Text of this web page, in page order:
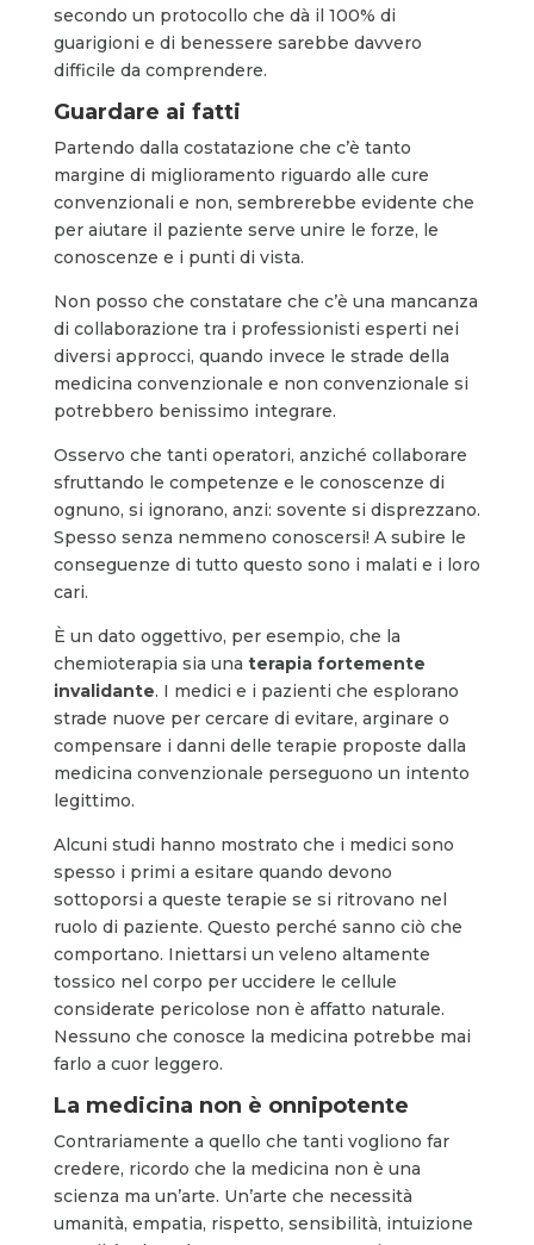
secondo un protocollo che dà il 100% di
guarigioni e di benessere sarebbe davvero
difficile da comprendere.
Guardare ai fatti
Partendo dalla costatazione che c’è tanto
margine di miglioramento riguardo alle cure
convenzionali e non, sembrerebbe evidente che
per aiutare il paziente serve unire le forze, le
conoscenze e i punti di vista.
Non posso che constatare che c’è una mancanza
di collaborazione tra i professionisti esperti nei
diversi approcci, quando invece le strade della
medicina convenzionale e non convenzionale si
potrebbero benissimo integrare.
Osservo che tanti operatori, anziché collaborare
sfruttando le competenze e le conoscenze di
ognuno, si ignorano, anzi: sovente si disprezzano.
Spesso senza nemmeno conoscersi! A subire le
conseguenze di tutto questo sono i malati e i loro
cari.
È un dato oggettivo, per esempio, che la
chemioterapia sia una terapia fortemente
invalidante. I medici e i pazienti che esplorano
strade nuove per cercare di evitare, arginare o
compensare i danni delle terapie proposte dalla
medicina convenzionale perseguono un intento
legittimo.
Alcuni studi hanno mostrato che i medici sono
spesso i primi a esitare quando devono
sottoporsi a queste terapie se si ritrovano nel
ruolo di paziente. Questo perché sanno ciò che
comportano. Iniettarsi un veleno altamente
tossico nel corpo per uccidere le cellule
considerate pericolose non è affatto naturale.
Nessuno che conosce la medicina potrebbe mai
farlo a cuor leggero.
La medicina non è onnipotente
Contrariamente a quello che tanti vogliono far
credere, ricordo che la medicina non è una
scienza ma un’arte. Un’arte che necessità
umanità, empatia, rispetto, sensibilità, intuizione